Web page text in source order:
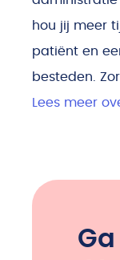
hou jij meer
patiënt en
besteden.
Lees meer